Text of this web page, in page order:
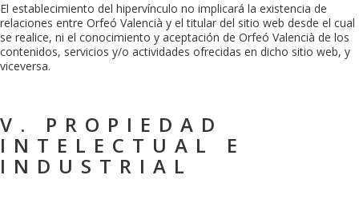
El establecimiento del hipervínculo no implicará la existencia de
relaciones entre Orfeó Valencià y el titular del sitio web desde el cual
se realice, ni el conocimiento y aceptación de Orfeó Valencià de los
contenidos, servicios y/o actividades ofrecidas en dicho sitio web, y
viceversa.
V. PROPIEDAD
INTELECTUAL E
INDUSTRIAL